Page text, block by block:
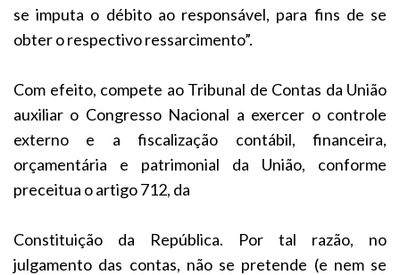
se imputa o débito ao responsável, para fins de se
obter o respectivo ressarcimento”.
Com efeito, compete ao Tribunal de Contas da União
auxiliar o Congresso Nacional a exercer o controle
externo e a fiscalização contábil, financeira,
orçamentária e patrimonial da União, conforme
preceitua o artigo 712, da
Constituição da República. Por tal razão, no
julgamento das contas, não se pretende (e nem se